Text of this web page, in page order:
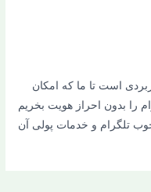
است تا ما که امکان
را بدون احراز هویت بخریم
خوب تلگرام و خدمات پولی آن